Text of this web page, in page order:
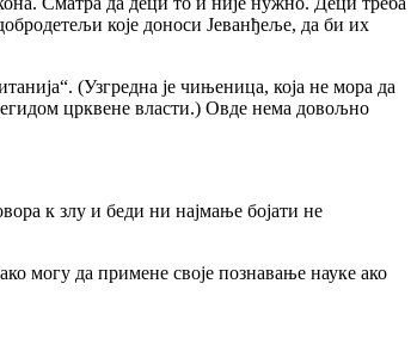
које доноси Јеванђеље, да би их
(Узгредна је чињеница, која не мора да
црквене власти.) Овде нема довољно
к злу и беди ни најмање бојати не
могу да примене своје познавање науке ако